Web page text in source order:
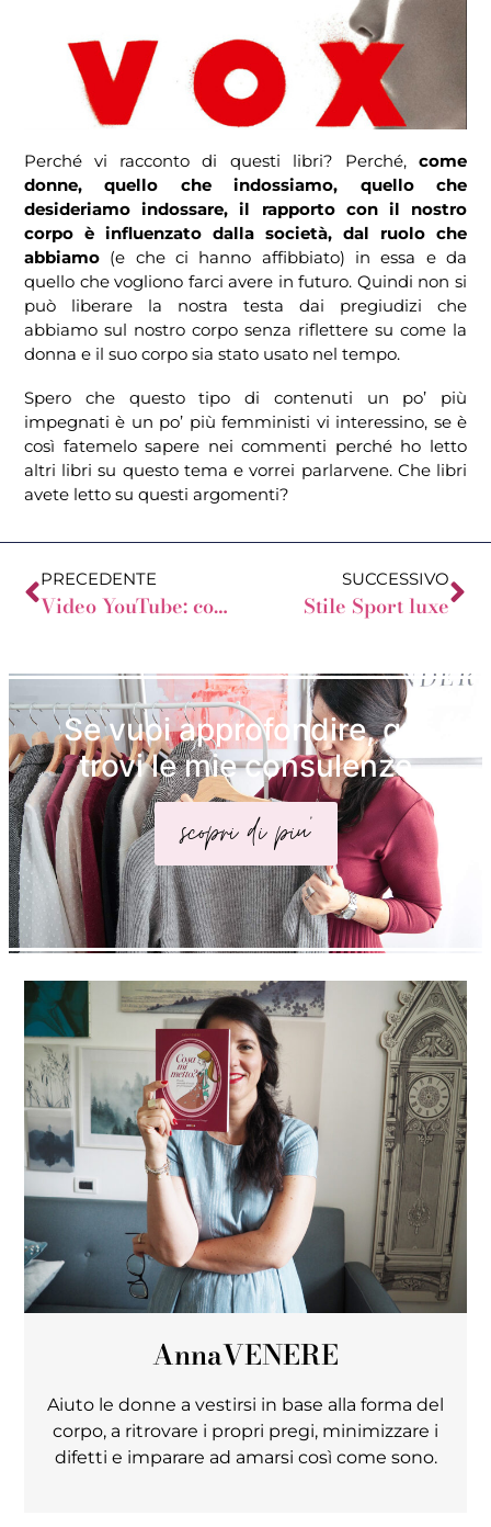
Perché vi racconto di questi libri? Perché, come
donne, quello che indossiamo, quello che
desideriamo indossare, il rapporto con il nostro
corpo è influenzato dalla società, dal ruolo che
abbiamo (e che ci hanno affibbiato) in essa e da
quello che vogliono farci avere in futuro. Quindi non si
può liberare la nostra testa dai pregiudizi che
abbiamo sul nostro corpo senza riflettere su come la
donna e il suo corpo sia stato usato nel tempo.
Spero che questo tipo di contenuti un po’ più
impegnati è un po’ più femministi vi interessino, se è
così fatemelo sapere nei commenti perché ho letto
altri libri su questo tema e vorrei parlarvene. Che libri
avete letto su questi argomenti?
PRECEDENTE
Video YouTube: come vestirsi più facilmente ogni mattina
SUCCESSIVO
Stile Sport luxe
Se vuoi approfondire, qui
trovi le mie consulenze
scopri di piu'
AnnaVENERE
Aiuto le donne a vestirsi in base alla forma del
corpo, a ritrovare i propri pregi, minimizzare i
difetti e imparare ad amarsi così come sono.